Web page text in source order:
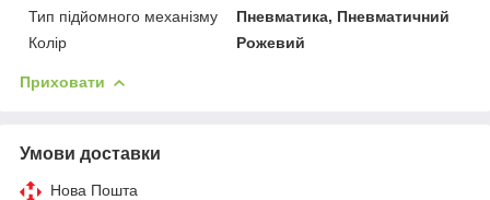
Тип підйомного механізму
Пневматика, Пневматичний
Колір
Рожевий
Приховати
Умови доставки
Нова Пошта